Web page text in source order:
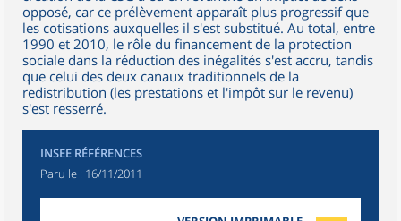
opposé, car ce prélèvement apparaît plus progressif que
les cotisations auxquelles il s'est substitué. Au total, entre
1990 et 2010, le rôle du financement de la protection
sociale dans la réduction des inégalités s'est accru, tandis
que celui des deux canaux traditionnels de la
redistribution (les prestations et l'impôt sur le revenu)
s'est resserré.
INSEE RÉFÉRENCES
Paru le : 16/11/2011